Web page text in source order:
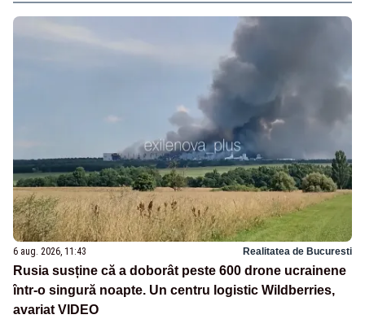
6 aug. 2026, 11:43 Realitatea de Bucuresti
Rusia susține că a doborât peste 600 drone ucrainene
într-o singură noapte. Un centru logistic Wildberries,
avariat VIDEO